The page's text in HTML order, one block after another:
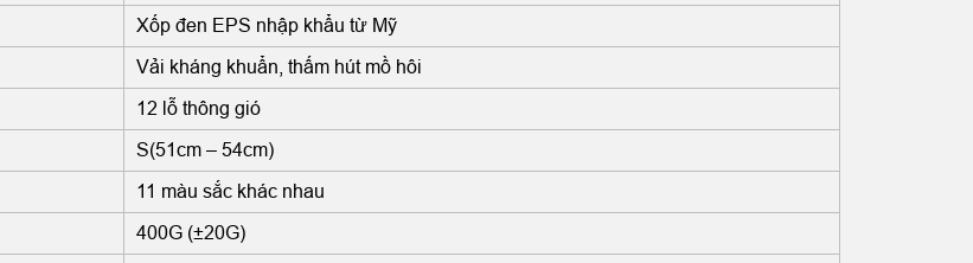
Xốp đen EPS nhập khẩu từ Mỹ
Vải kháng khuẩn, thấm hút mồ hôi
12 lỗ thông gió
S(51cm – 54cm)
11 màu sắc khác nhau
400G (±20G)